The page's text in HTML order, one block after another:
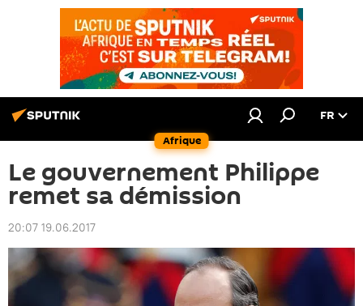
Afrique
FR
Le gouvernement Philippe
remet sa démission
20:07 19.06.2017